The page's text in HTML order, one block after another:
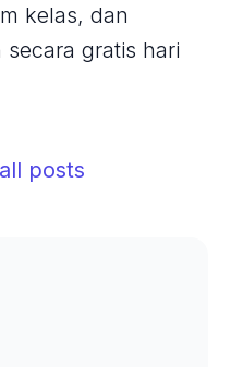
kelas, dan
gratis hari
posts